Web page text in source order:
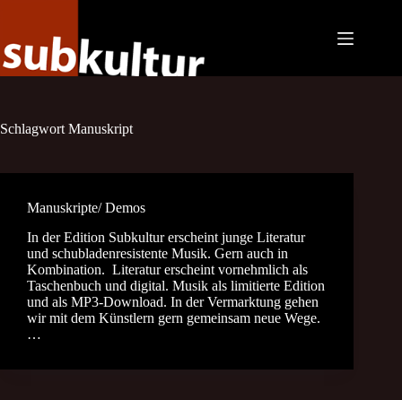
Schlagwort Manuskript
Manuskripte/ Demos
In der Edition Subkultur erscheint junge Literatur
und schubladenresistente Musik. Gern auch in
Kombination. Literatur erscheint vornehmlich als
Taschenbuch und digital. Musik als limitierte Edition
und als MP3-Download. In der Vermarktung gehen
wir mit dem Künstlern gern gemeinsam neue Wege.
…